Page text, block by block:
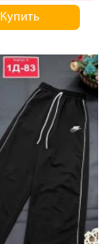
Купить